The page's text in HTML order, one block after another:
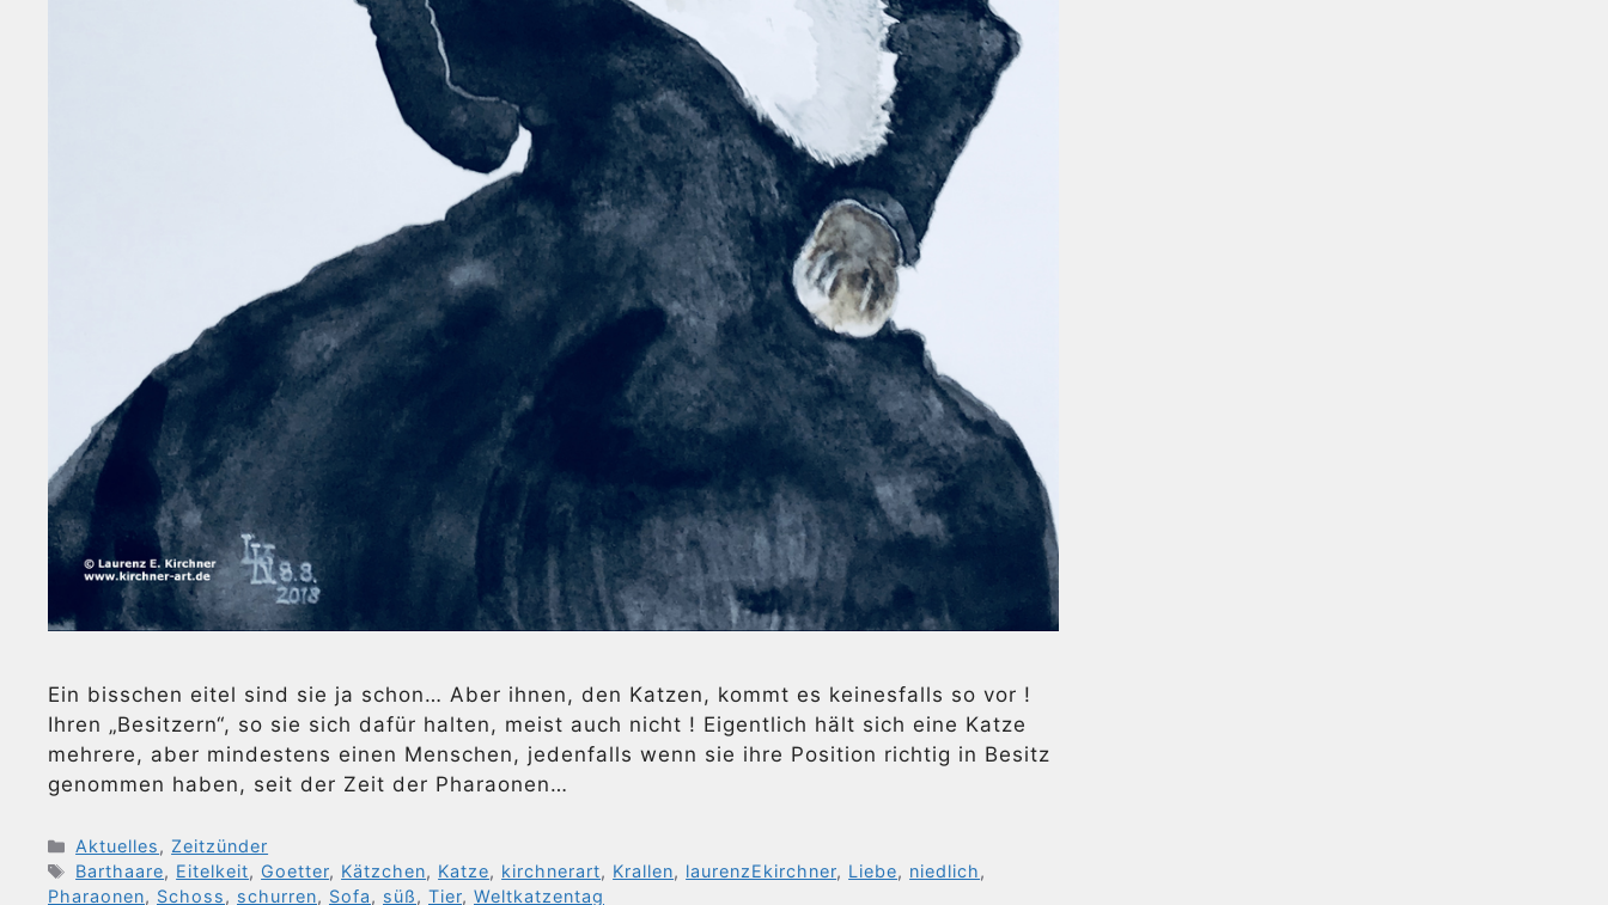
Ein bisschen eitel sind sie ja schon… Aber ihnen, den Katzen, kommt es keinesfalls so vor !
Ihren „Besitzern“, so sie sich dafür halten, meist auch nicht ! Eigentlich hält sich eine Katze
mehrere, aber mindestens einen Menschen, jedenfalls wenn sie ihre Position richtig in Besitz
genommen haben, seit der Zeit der Pharaonen…
Kategorien
Aktuelles, Zeitzünder
Schlagwörter
Barthaare, Eitelkeit, Goetter, Kätzchen, Katze, kirchnerart, Krallen, laurenzEkirchner, Liebe, niedlich,
Pharaonen, Schoss, schurren, Sofa, süß, Tier, Weltkatzentag